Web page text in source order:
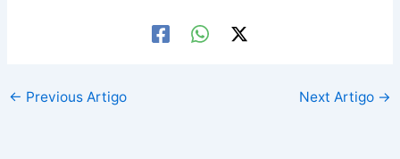
← Previous Artigo Next Artigo →